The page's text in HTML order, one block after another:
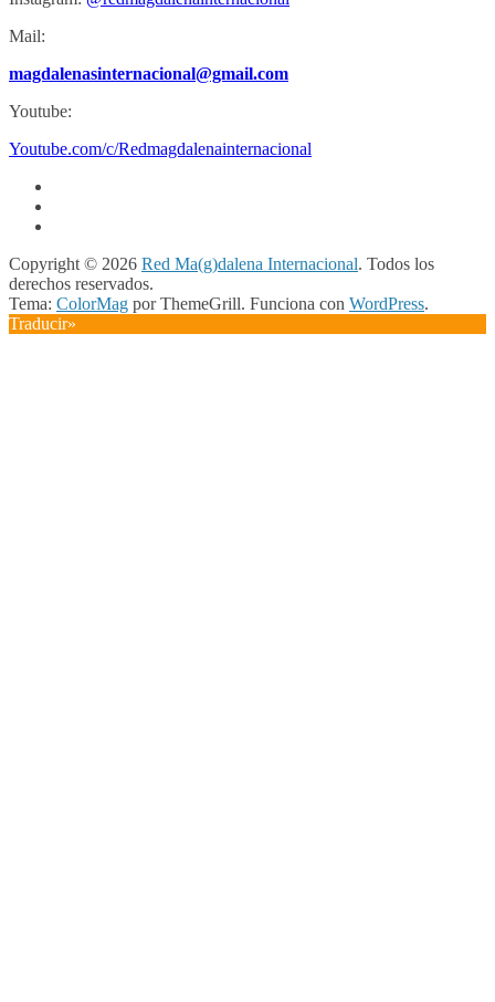
Mail:
magdalenasinternacional@gmail.com
Youtube:
Youtube.com/c/Redmagdalenainternacional
Copyright © 2026 Red Ma(g)dalena Internacional. Todos los
derechos reservados.
Tema: ColorMag por ThemeGrill. Funciona con WordPress.
Traducir»